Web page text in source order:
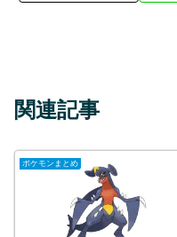
関連記事
ポケモンまとめ